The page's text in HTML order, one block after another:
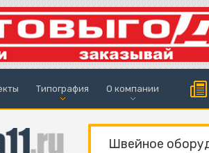
Типография О компании